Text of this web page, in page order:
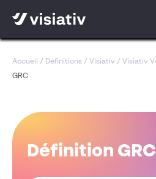
Accueil / Définitions / Visiativ / Visiativ
GRC
Définition GRC